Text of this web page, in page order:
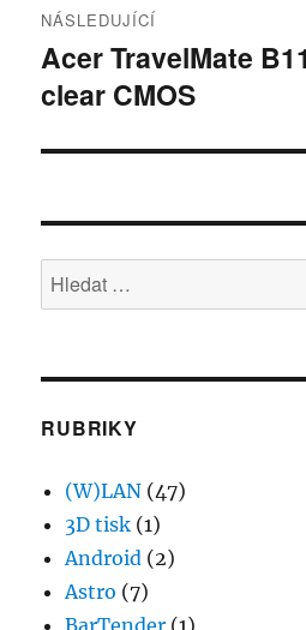
NÁSLEDUJÍCÍ
Následující
příspěvek:
Acer TravelMate
clear CMOS
Hledat:
RUBRIKY
(W)LAN (47)
3D tisk (1)
Android (2)
Astro (7)